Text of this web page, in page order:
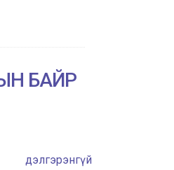
ОЙН
хяналтын
БАЙР
дэлгэрэнгүй